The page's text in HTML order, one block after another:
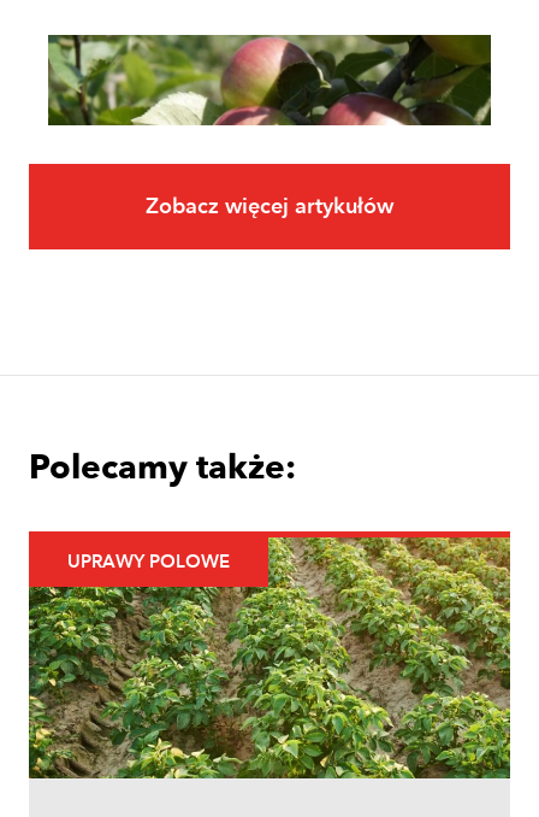
Uprawy polowe
Łokaś garbatek – jak rozpoznać
szkodnika i ograniczyć szkody w
Zobacz więcej artykułów
Polecamy także:
UPRAWY POLOWE